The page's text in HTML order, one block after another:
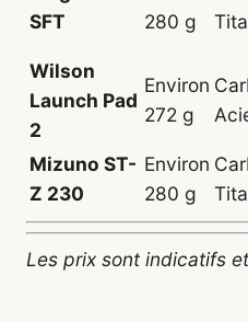
SFT
280 g
Wilson
Launch Pad
2
Environ
272 g
Mizuno ST-
Z 230
Environ
280 g
Les prix sont indicatifs